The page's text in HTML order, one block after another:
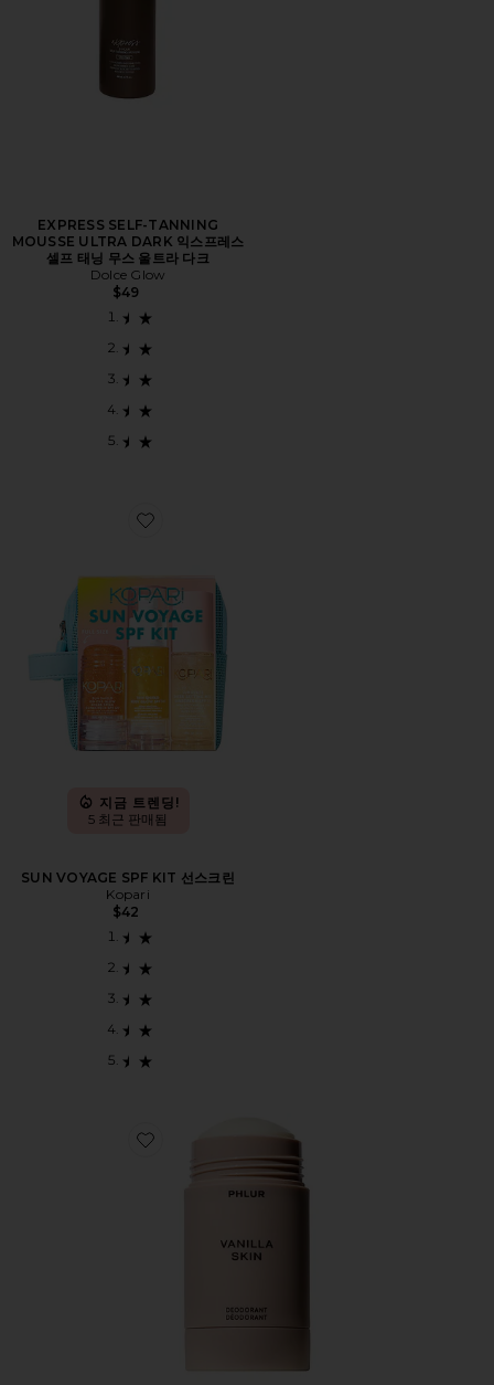
EXPRESS SELF-TANNING
MOUSSE ULTRA DARK 익스프레스
셀프 태닝 무스 울트라 다크
Dolce Glow
$49
Favorite SUN VOYAGE SPF KIT 선스크린
지금 트렌딩!
5 최근 판매됨
SUN VOYAGE SPF KIT 선스크린
Kopari
$42
Favorite VANILLA SKIN DEODORANT 데오도란트